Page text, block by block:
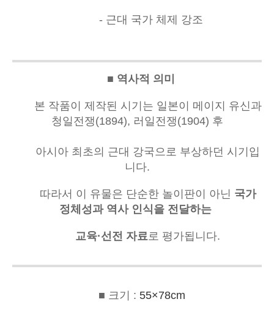
- 근대 국가 체제 강조
■ 역사적 의미
본 작품이 제작된 시기는 일본이 메이지 유신과
청일전쟁(1894), 러일전쟁(1904) 후
아시아 최초의 근대 강국으로 부상하던 시기입
니다.
따라서 이 유물은 단순한 놀이판이 아닌 국가
정체성과 역사 인식을 전달하는
교육·선전 자료로 평가됩니다.
■ 크기 : 55×78cm